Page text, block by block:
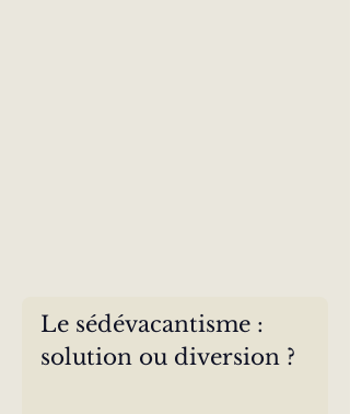
Le sédévacantisme :
solution ou diversion ?